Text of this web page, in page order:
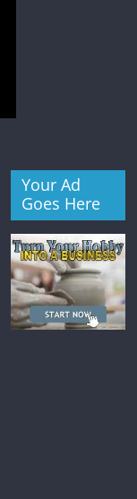
Your Ad
Goes Here